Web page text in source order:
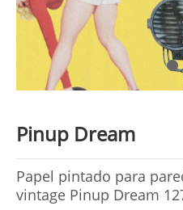
Pinup Dream
Papel pintado para
vintage Pinup Dream